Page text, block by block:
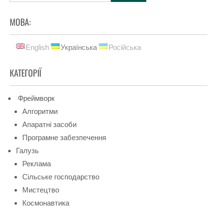
МОВА:
English Українська Російська
КАТЕГОРІЇ
Фреймворк
Алгоритми
Апаратні засоби
Програмне забезпечення
Галузь
Реклама
Сільське господарство
Мистецтво
Космонавтика